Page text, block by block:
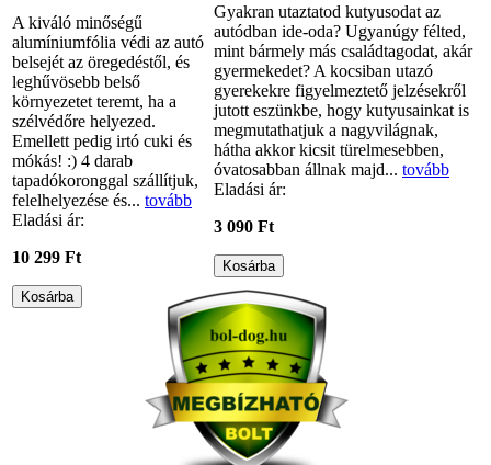
A kiváló minőségű
alumíniumfólia védi az autó
belsejét az öregedéstől, és
leghűvösebb belső
környezetet teremt, ha a
szélvédőre helyezed.
Emellett pedig irtó cuki és
mókás! :) 4 darab
tapadókoronggal szállítjuk,
felelhelyezése és... tovább
Eladási ár:
10 299 Ft
Gyakran utaztatod kutyusodat az
autódban ide-oda? Ugyanúgy félted,
mint bármely más családtagodat, akár
gyermekedet? A kocsiban utazó
gyerekekre figyelmeztető jelzésekről
jutott eszünkbe, hogy kutyusainkat is
megmutathatjuk a nagyvilágnak,
hátha akkor kicsit türelmesebben,
óvatosabban állnak majd... tovább
Eladási ár:
3 090 Ft